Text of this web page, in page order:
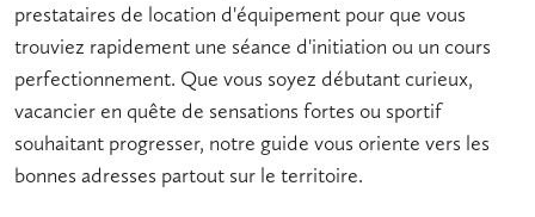
prestataires de location d'équipement pour que vous
trouviez rapidement une séance d'initiation ou un cours
perfectionnement. Que vous soyez débutant curieux,
vacancier en quête de sensations fortes ou sportif
souhaitant progresser, notre guide vous oriente vers les
bonnes adresses partout sur le territoire.